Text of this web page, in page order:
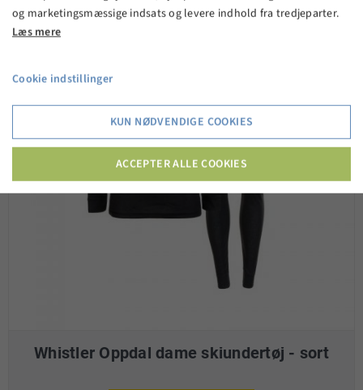
Whistler Oppdal dame skiundertøj - sort
og marketingsmæssige indsats og levere indhold fra tredjeparter.
Læs mere
Cookie indstillinger
KUN NØDVENDIGE COOKIES
ACCEPTER ALLE COOKIES